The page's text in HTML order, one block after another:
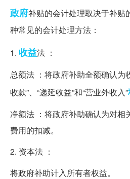
政府补贴的会计处理取决于补贴
种常见的会计处理方法：
1. 收益法 ：
总额法 ：将政府补助全额确认为
收款”、“递延收益”和“营业外收入”
净额法 ：将政府补助确认为对相
费用的扣减。
2. 资本法 ：
将政府补助计入所有者权益。